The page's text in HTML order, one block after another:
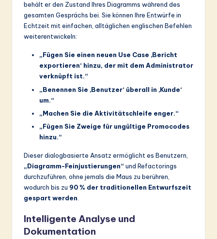
behält er den Zustand Ihres Diagramms während des
gesamten Gesprächs bei. Sie können Ihre Entwürfe in
Echtzeit mit einfachen, alltäglichen englischen Befehlen
weiterentwickeln:
„Fügen Sie einen neuen Use Case ‚Bericht
exportieren‘ hinzu, der mit dem Administrator
verknüpft ist.“
„Benennen Sie ‚Benutzer‘ überall in ‚Kunde‘
um.“
„Machen Sie die Aktivitätschleife enger.“
„Fügen Sie Zweige für ungültige Promocodes
hinzu.“
Dieser dialogbasierte Ansatz ermöglicht es Benutzern,
„Diagramm-Feinjustierungen“ und Refactorings
durchzuführen, ohne jemals die Maus zu berühren,
wodurch bis zu 90 % der traditionellen Entwurfszeit
gespart werden
Intelligente Analyse und
Dokumentation